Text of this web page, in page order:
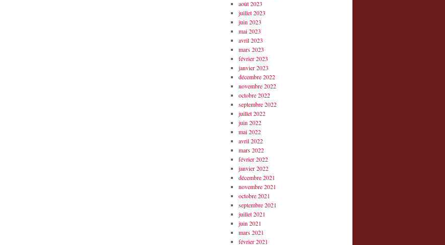
août 2023
juillet 2023
juin 2023
mai 2023
avril 2023
mars 2023
février 2023
janvier 2023
décembre 2022
novembre 2022
octobre 2022
septembre 2022
juillet 2022
juin 2022
mai 2022
avril 2022
mars 2022
février 2022
janvier 2022
décembre 2021
novembre 2021
octobre 2021
septembre 2021
juillet 2021
juin 2021
mars 2021
février 2021